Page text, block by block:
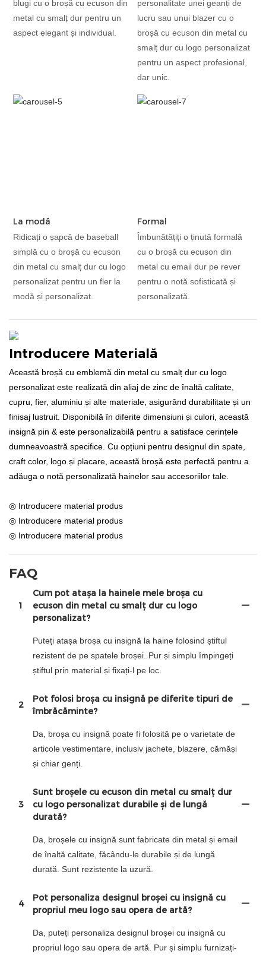
blugi cu o broșă cu ecuson din
metal cu smalț dur pentru un
aspect elegant și individual.
personalitate unei geanți de
lucru sau unui blazer cu o
broșă cu ecuson din metal cu
smalț dur cu logo personalizat
pentru un aspect profesional,
dar unic.
La modă
Ridicați o șapcă de baseball
simplă cu o broșă cu ecuson
din metal cu smalț dur cu logo
personalizat pentru un fler la
modă și personalizat.
Formal
Îmbunătățiți o ținută formală
cu o broșă cu ecuson din
metal cu email dur pe rever
pentru o notă sofisticată și
personalizată.
Introducere Materială
Această broșă cu emblemă din metal cu smalț dur cu logo
personalizat este realizată din aliaj de zinc de înaltă calitate,
cupru, fier, aluminiu și alte materiale, asigurând durabilitate și un
finisaj lustruit. Disponibilă în diferite dimensiuni și culori, această
insignă pin & este personalizabilă pentru a satisface cerințele
dumneavoastră specifice. Cu opțiuni pentru designul din spate,
craft color, logo și placare, această broșă este perfectă pentru a
adăuga o notă personalizată hainelor sau accesoriilor tale.
◎ Introducere material produs
◎ Introducere material produs
◎ Introducere material produs
FAQ
1
Cum pot atașa la hainele mele broșa cu
ecuson din metal cu smalț dur cu logo
personalizat?
Puteți atașa broșa cu insignă la haine folosind știftul
rezistent de pe spatele broșei. Pur și simplu împingeți
știftul prin material și fixați-l pe loc.
2
Pot folosi broșa cu insignă pe diferite tipuri de
îmbrăcăminte?
Da, broșa cu insignă poate fi folosită pe o varietate de
articole vestimentare, inclusiv jachete, blazere, cămăși
și chiar genți.
3
Sunt broșele cu ecuson din metal cu smalț dur
cu logo personalizat durabile și de lungă
durată?
Da, broșele cu insignă sunt fabricate din metal și email
de înaltă calitate, făcându-le durabile și de lungă
durată. Sunt rezistente la uzură.
4
Pot personaliza designul broșei cu insignă cu
propriul meu logo sau opera de artă?
Da, puteți personaliza designul broșei cu insignă cu
propriul logo sau opera de artă. Pur și simplu furnizați-